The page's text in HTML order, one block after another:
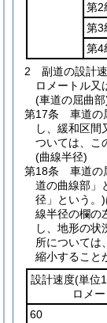
第2
第3
第4
2
副道の設計
ロメートル又
(車道の屈曲部
第17条
車道の
し、緩和区間
ついては、こ
(曲線半径)
第18条
車道の
道の曲線部」
径」という。)
線半径の欄の
し、地形の状
所については、
縮小すること
設計速度(単位
ロメ
60